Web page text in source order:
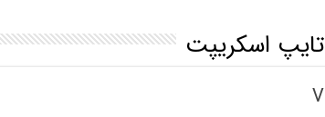
تایپ اسکریپت